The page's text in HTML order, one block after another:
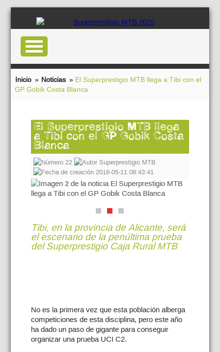
Inicio » Noticias » El Superprestigio MTB llega a Tibi con el
GP Gobik Costa Blanca
El Superprestigio MTB llega
a Tibi con el GP Gobik Costa
Blanca
22
Superprestigio MTB
2016-05-11 08:43:41
Tibi, en la provincia de Alicante, será
el escenario de la penúltima prueba
del Superprestigio Caja Rural MTB
No es la primera vez que esta población alberga
competiciones de esta disciplina, pero este año
ha dado un paso de gigante para conseguir
organizar una prueba UCI C2.